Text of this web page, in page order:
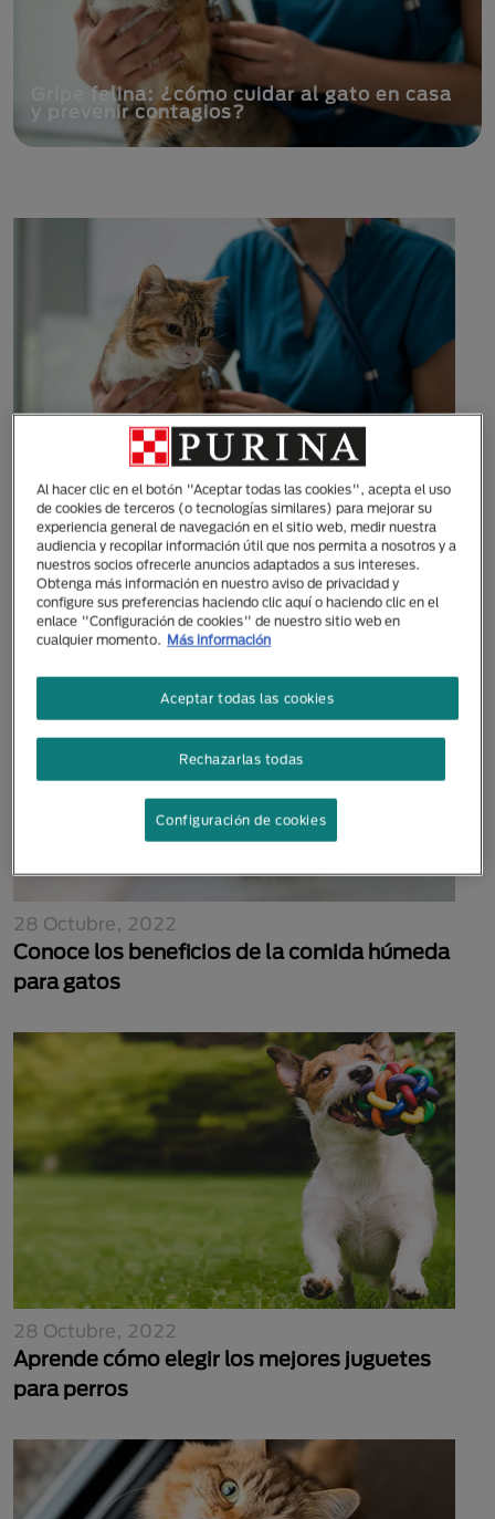
Gripe felina: ¿cómo cuidar al gato en casa
y prevenir contagios?
04 Mayo, 2026
Gripe felina: ¿cómo cuidar al gato en casa y
prevenir contagios?
28 Octubre, 2022
Conoce los beneficios de la comida húmeda
para gatos
28 Octubre, 2022
Aprende cómo elegir los mejores juguetes
para perros
Al hacer clic en el botón "Aceptar todas las cookies", acepta el uso
de cookies de terceros (o tecnologías similares) para mejorar su
experiencia general de navegación en el sitio web, medir nuestra
audiencia y recopilar información útil que nos permita a nosotros y a
nuestros socios ofrecerle anuncios adaptados a sus intereses.
Obtenga más información en nuestro aviso de privacidad y
configure sus preferencias haciendo clic aquí o haciendo clic en el
enlace "Configuración de cookies" de nuestro sitio web en
cualquier momento. Más información
Rechazarlas todas
Aceptar todas las cookies
Configuración de cookies